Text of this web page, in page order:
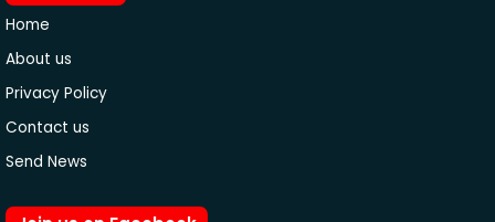
Home
About us
Privacy Policy
Contact us
Send News